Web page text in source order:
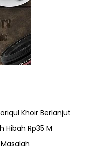
Khoir Berlanjut
Hibah Rp35 M